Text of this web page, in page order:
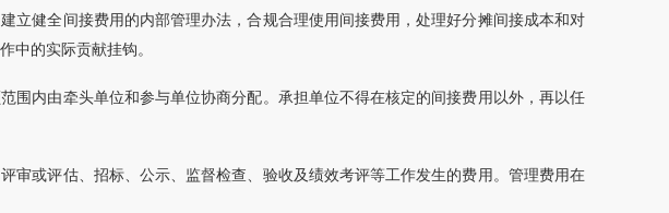
立健全间接费用的内部管理办法，合规合理使用间接费用，处理好分摊间接成本和对
中的实际贡献挂钩。
围内由牵头单位和参与单位协商分配。承担单位不得在核定的间接费用以外，再以任
审或评估、招标、公示、监督检查、验收及绩效考评等工作发生的费用。管理费用在